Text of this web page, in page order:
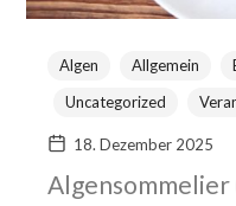
Algen Allgemein
Uncategorized
18. Dezember 2025